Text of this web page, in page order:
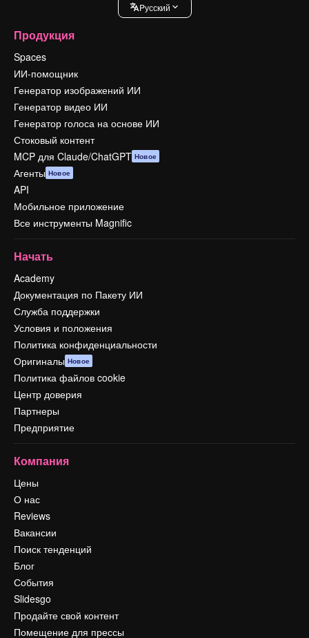
Pусский
Продукция
Spaces
ИИ-помощник
Генератор изображений ИИ
Генератор видео ИИ
Генератор голоса на основе ИИ
Стоковый контент
MCP для Claude/ChatGPT Новое
Агенты Новое
API
Мобильное приложение
Все инструменты Magnific
Начать
Academy
Документация по Пакету ИИ
Служба поддержки
Условия и положения
Политика конфиденциальности
Оригиналы Новое
Политика файлов cookie
Центр доверия
Партнеры
Предприятие
Компания
Цены
О нас
Reviews
Вакансии
Поиск тенденций
Блог
События
Slidesgo
Продайте свой контент
Помещение для прессы